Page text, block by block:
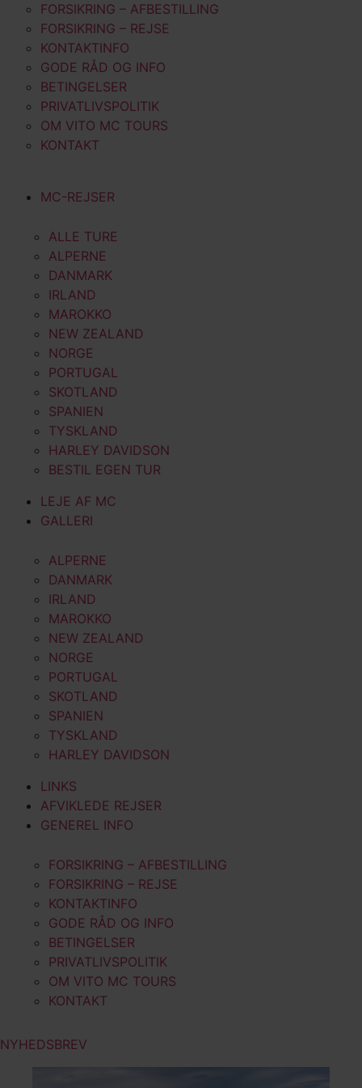
FORSIKRING – AFBESTILLING
FORSIKRING – REJSE
KONTAKTINFO
GODE RÅD OG INFO
BETINGELSER
PRIVATLIVSPOLITIK
OM VITO MC TOURS
KONTAKT
MC-REJSER
ALLE TURE
ALPERNE
DANMARK
IRLAND
MAROKKO
NEW ZEALAND
NORGE
PORTUGAL
SKOTLAND
SPANIEN
TYSKLAND
HARLEY DAVIDSON
BESTIL EGEN TUR
LEJE AF MC
GALLERI
ALPERNE
DANMARK
IRLAND
MAROKKO
NEW ZEALAND
NORGE
PORTUGAL
SKOTLAND
SPANIEN
TYSKLAND
HARLEY DAVIDSON
LINKS
AFVIKLEDE REJSER
GENEREL INFO
FORSIKRING – AFBESTILLING
FORSIKRING – REJSE
KONTAKTINFO
GODE RÅD OG INFO
BETINGELSER
PRIVATLIVSPOLITIK
OM VITO MC TOURS
KONTAKT
NYHEDSBREV